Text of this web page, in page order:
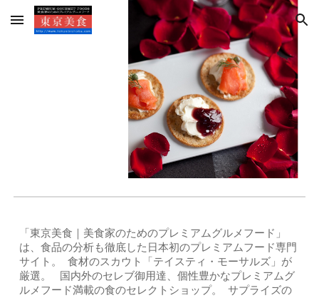
Skip to main content Skip to navigation
「東京美食｜ 美食家のためのプレミアムグルメフード」
は、食品の分析も徹底した日本初のプレミアムフード専門
サイト。 食材のスカウト「テイスティ・モーサルズ」が
厳選。 国内外のセレブ御用達、個性豊かなプレミアムグ
ルメフード満載の食のセレクトショップ。 サプライズの